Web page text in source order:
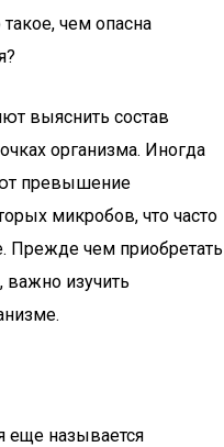
выяснить состав
организма. Иногда
превышение
микробов, что часто
Прежде чем приобретать
важно изучить
еще называется